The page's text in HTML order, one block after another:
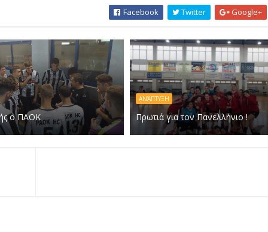
Facebook Twitter Google+
ο ΠΑΟΚ
ΑΝΆΠΤΥΞΗ
Πρωτιά για τον Πανελλήνιο !